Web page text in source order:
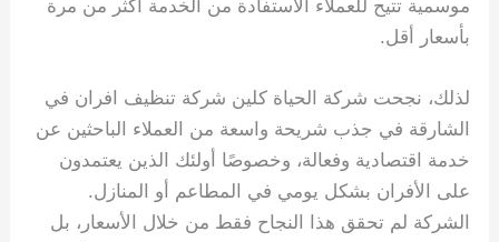
موسمية تتيح للعملاء الاستفادة من الخدمة أكثر من مرة
بأسعار أقل.
لذلك، نجحت شركة الحياة كلين شركة تنظيف افران في
الشارقة في جذب شريحة واسعة من العملاء الباحثين عن
خدمة اقتصادية وفعالة، وخصوصًا أولئك الذين يعتمدون
على الأفران بشكل يومي في المطاعم أو المنازل.
الشركة لم تحقق هذا النجاح فقط من خلال الأسعار، بل